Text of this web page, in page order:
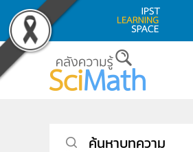
Skip to main content
ค้นหาบทความ